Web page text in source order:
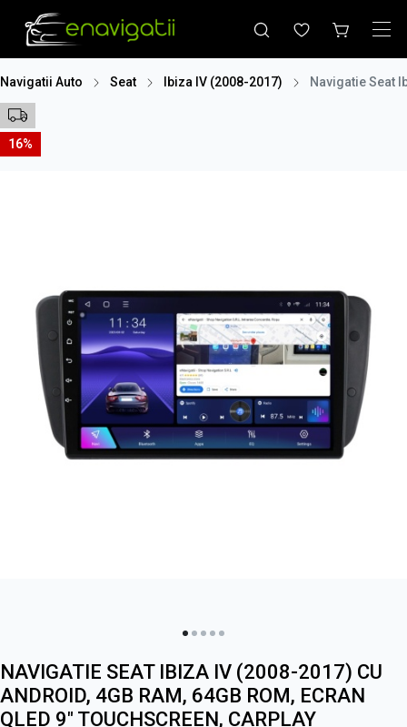
Navigatii Auto Seat Ibiza IV (2008-2017) Navigatie Seat
16%
NAVIGATIE SEAT IBIZA IV (2008-2017) CU
ANDROID, 4GB RAM, 64GB ROM, ECRAN
QLED 9" TOUCHSCREEN, CARPLAY